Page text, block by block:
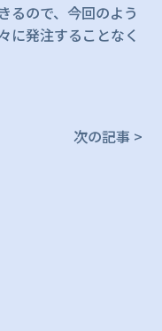
るので、今回のよう
に発注することなく
次の記事 >